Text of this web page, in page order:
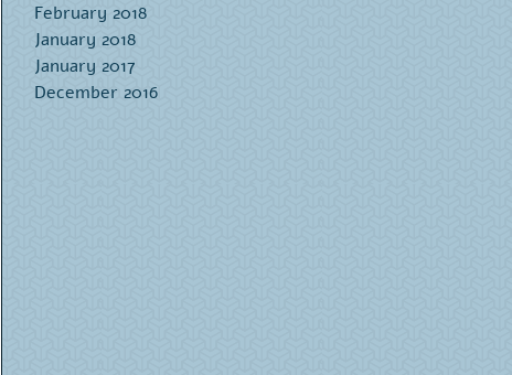
February 2018
January 2018
January 2017
December 2016